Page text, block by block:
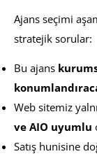
Ajans seçimi
stratejik sorular:
Bu ajans
Web sitemiz
ve AIO uyumlu
Satış hunisine